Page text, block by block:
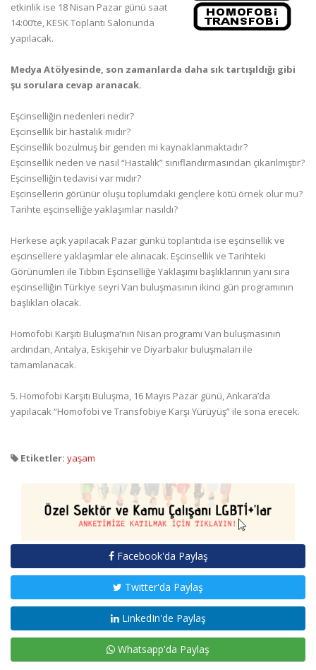
etkinlik ise 18 Nisan Pazar günü saat
14:00’te, KESK Toplantı Salonunda
yapılacak.
Medya Atölyesinde, son zamanlarda daha sık tartışıldığı gibi
şu sorulara cevap aranacak.
Eşcinselliğin nedenleri nedir?
Eşcinsellik bir hastalık mıdır?
Eşcinsellik bozulmuş bir genden mi kaynaklanmaktadır?
Eşcinsellik neden ve nasıl “Hastalık” sınıflandırmasından çıkarılmıştır?
Eşcinselliğin tedavisi var mıdır?
Eşcinsellerin görünür oluşu toplumdaki gençlere kötü örnek olur mu?
Tarihte eşcinselliğe yaklaşımlar nasıldı?
Herkese açık yapılacak Pazar günkü toplantıda ise eşcinsellik ve
eşcinsellere yaklaşımlar ele alınacak. Eşcinsellik ve Tarihteki
Görünümleri ile Tıbbın Eşcinselliğe Yaklaşımı başlıklarının yanı sıra
eşcinselliğin Türkiye seyri Van buluşmasının ikinci gün programının
başlıkları olacak.
Homofobi Karşıtı Buluşma’nın Nisan programı Van buluşmasının
ardından, Antalya, Eskişehir ve Diyarbakır buluşmaları ile
tamamlanacak.
5. Homofobi Karşıtı Buluşma, 16 Mayıs Pazar günü, Ankara’da
yapılacak “Homofobi ve Transfobiye Karşı Yürüyüş” ile sona erecek.
Etiketler: yaşam
Facebook'da Paylaş
Twitter'da Paylaş
LinkedIn'de Paylaş
Whatsapp'da Paylaş